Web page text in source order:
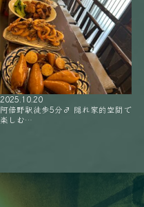
2025.10.20
阿倍野駅徒歩5分‍♂️ 隠れ家的空間で
楽しむ…